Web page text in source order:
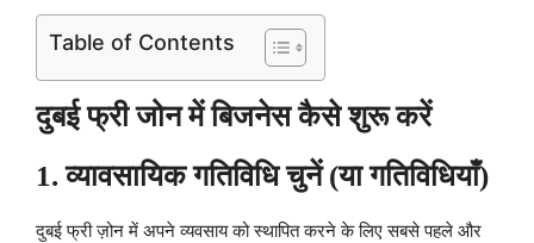
Table of Contents
दुबई फ्री जोन में बिजनेस कैसे शुरू करें
1. व्यावसायिक गतिविधि चुनें (या गतिविधियाँ)
दुबई फ्री ज़ोन में अपने व्यवसाय को स्थापित करने के लिए सबसे पहले और